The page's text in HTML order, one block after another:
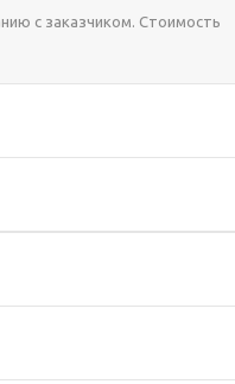
с заказчиком. Стоимость